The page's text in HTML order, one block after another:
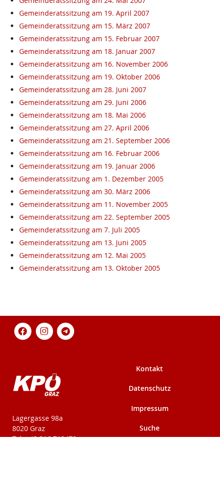
Gemeinderatssitzung am 19. April 2007
Gemeinderatssitzung am 15. März 2007
Gemeinderatssitzung am 15. Februar 2007
Gemeinderatssitzung am 18. Januar 2007
Gemeinderatssitzung am 16. November 2006
Gemeinderatssitzung am 19. Oktober 2006
Gemeinderatssitzung am 28. Juni 2007
Gemeinderatssitzung am 29. Juni 2006
Gemeinderatssitzung am 18. Mai 2006
Gemeinderatssitzung am 27. April 2006
Gemeinderatssitzung am 21. September 2006
Gemeinderatssitzung am 16. Februar 2006
Gemeinderatssitzung am 19. Januar 2006
Gemeinderatssitzung am 1. Dezember 2005
Gemeinderatssitzung am 30. März 2006
Gemeinderatssitzung am 11. November 2005
Gemeinderatssitzung am 22. September 2005
Gemeinderatssitzung am 7. Juli 2005
Gemeinderatssitzung am 13. Juni 2005
Gemeinderatssitzung am 12. Mai 2005
Gemeinderatssitzung am 13. Oktober 2005
KPÖ-Steiermark
Lagergasse 98a
8020 Graz
Tel: +43 316 712479
Kontakt
Datenschutz
Impressum
Suche